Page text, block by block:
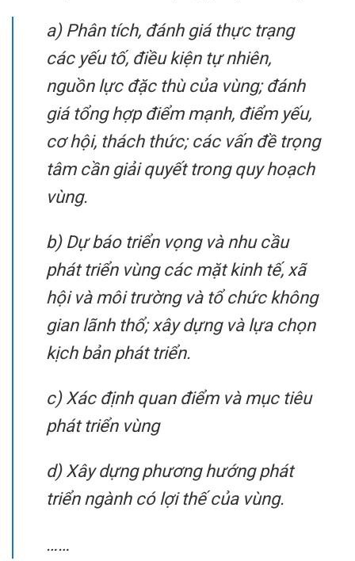
a) Phân tích, đánh giá thực trạng
các yếu tố, điều kiện tự nhiên,
nguồn lực đặc thù của vùng; đánh
giá tổng hợp điểm mạnh, điểm yếu,
cơ hội, thách thức; các vấn đề trọng
tâm cần giải quyết trong quy hoạch
vùng.
b) Dự báo triển vọng và nhu cầu
phát triển vùng các mặt kinh tế, xã
hội và môi trường và tổ chức không
gian lãnh thổ; xây dựng và lựa chọn
kịch bản phát triển.
c) Xác định quan điểm và mục tiêu
phát triển vùng
d) Xây dựng phương hướng phát
triển ngành có lợi thế của vùng.
……